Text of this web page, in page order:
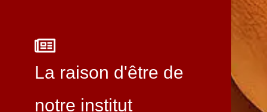
La raison d'être de
notre institut